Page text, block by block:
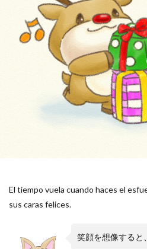
El tiempo vuela cuando haces el
sus caras felices.
笑顔を想像すると